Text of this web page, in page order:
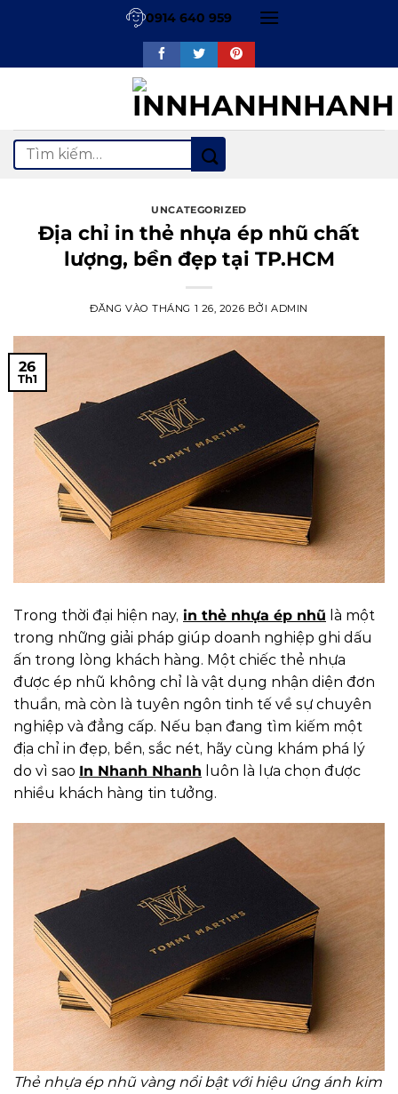
0914 640 959
Tìm
kiếm:
UNCATEGORIZED
Địa chỉ in thẻ nhựa ép nhũ chất
lượng, bền đẹp tại TP.HCM
ĐĂNG VÀOTHÁNG 1 26, 2026 BỞI ADMIN
26
Th1
Trong thời đại hiện nay, in thẻ nhựa ép nhũ là một
trong những giải pháp giúp doanh nghiệp ghi dấu
ấn trong lòng khách hàng. Một chiếc thẻ nhựa
được ép nhũ không chỉ là vật dụng nhận diện đơn
thuần, mà còn là tuyên ngôn tinh tế về sự chuyên
nghiệp và đẳng cấp. Nếu bạn đang tìm kiếm một
địa chỉ in đẹp, bền, sắc nét, hãy cùng khám phá lý
do vì sao In Nhanh Nhanh luôn là lựa chọn được
nhiều khách hàng tin tưởng.
Thẻ nhựa ép nhũ vàng nổi bật với hiệu ứng ánh kim